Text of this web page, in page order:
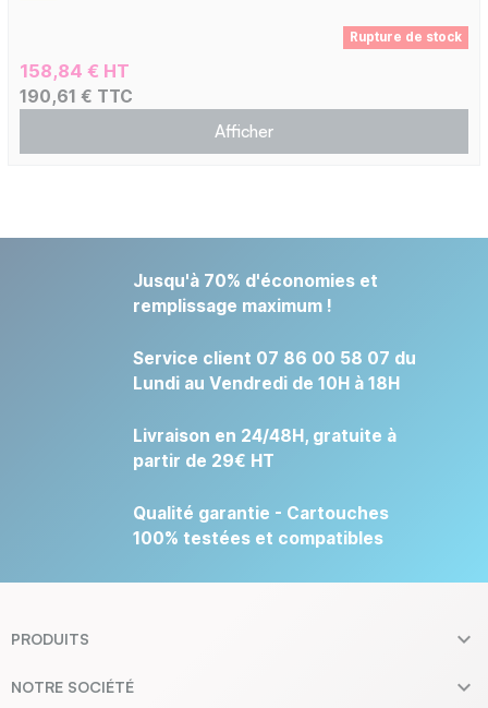
Rupture de stock
158,84 € HT
190,61 € TTC
Afficher
Jusqu'à 70% d'économies et
remplissage maximum !
Service client 07 86 00 58 07 du
Lundi au Vendredi de 10H à 18H
Livraison en 24/48H, gratuite à
partir de 29€ HT
Qualité garantie - Cartouches
100% testées et compatibles
PRODUITS 
NOTRE SOCIÉTÉ 